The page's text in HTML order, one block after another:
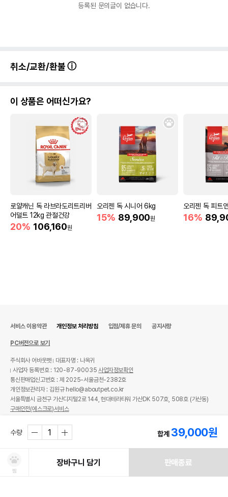
등록된 문의글이 없습니다.
취소/교환/환불
이 상품은 어떠신가요?
로얄캐닌 독 라브라도리트리버
어덜트 12kg 관절건강
20% 106,160원
오리젠 독 시니어 6kg
15% 89,900원
오리젠 독 피트
16%
수량 합계 39,000원
찜
장바구니 담기 판매종료
서비스 이용약관 개인정보 처리방침 입점/제휴 문의 공지사항
PC버전으로 보기
주식회사 어바웃펫
대표자명 : 나옥귀
사업자 등록번호 : 120-87-90035사업자정보확인
통신판매업신고번호 : 제 2025-서울금천-2382호
개인정보관리자 : 김원규 hello@aboutpet.co.kr
서울특별시 금천구 가산디지털2로 144, 현대테라타워 가산DK 507호, 508호 (가산동)
구매안전(에스크로)서비스